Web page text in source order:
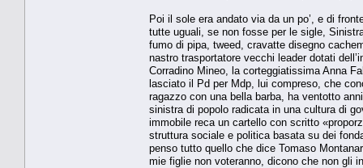
Poi il sole era andato via da un po’, e di
tutte uguali, se non fosse per le sigle,
fumo di pipa, tweed, cravatte disegno
nastro trasportatore vecchi leader dotati
Corradino Mineo, la corteggiatissima Anna
lasciato il Pd per Mdp, lui compreso, che
ragazzo con una bella barba, ha ventotto
sinistra di popolo radicata in una cultura di
immobile reca un cartello con scritto
struttura sociale e politica basata su dei
penso tutto quello che dice Tomaso
mie figlie non voteranno, dicono che non gli